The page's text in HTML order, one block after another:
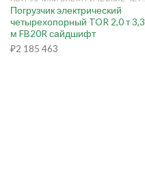
Погрузчик электрический
четырехопорный TOR 2,0 т 3,3
м FB20R сайдшифт
₽2 185 463